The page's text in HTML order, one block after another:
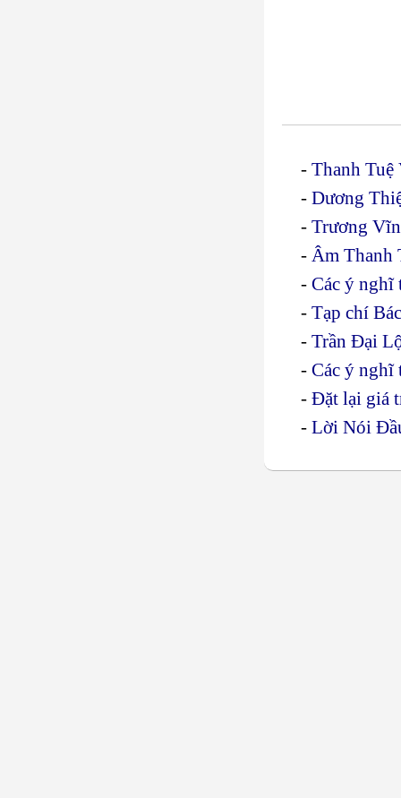
-Thanh Tuệ
-Dương
-Trương
-Âm Thanh
-Các ý nghĩ
-Tạp chí
-Trần Đại
-Các ý nghĩ
-Ðặt lại giá
-Lời Nói